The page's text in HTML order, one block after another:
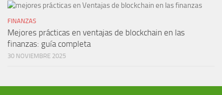
FINANZAS
Mejores prácticas en ventajas de blockchain en las
finanzas: guía completa
30 NOVIEMBRE 2025